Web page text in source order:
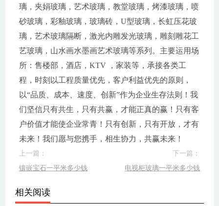
璃，夹娟玻璃，艺术玻璃，教堂玻璃，烤漆玻璃，喷
砂玻璃，彩釉玻璃，玻璃砖，U型玻璃，长虹压花玻
璃，艺术玻璃隔断，激光内雕发光玻璃，雕刻雕花工
艺玻璃，山水画水墨画艺术玻璃等系列。主要运用场
所：售楼部，酒店，KTV ，家装等，承接各类工
程，时刻以工程质量优先，客户利益优先的原则，
以“品质、成本、速度、创新”作为企业生存法则！我
们坚信只有共生，只有共赢，才能正真的赢！只有客
户价值才能使企业常青！只有创新，只有开放，才有
未来！我们愿与您携手，相生协力，共赢未来！
上一篇：
镶嵌宝石一平米多少钱
下一篇：
电视柜玻璃一平米多少钱
相关阅读